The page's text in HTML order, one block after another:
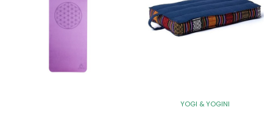
YOGI & YOGINI